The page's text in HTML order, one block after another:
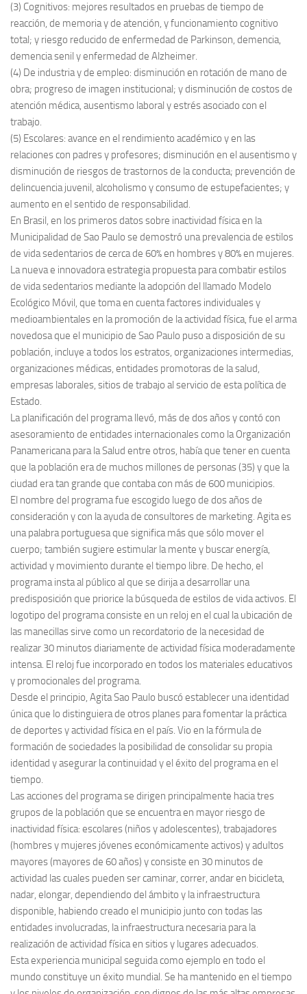
(3) Cognitivos: mejores resultados en pruebas de tiempo de
reacción, de memoria y de atención, y funcionamiento cognitivo
total; y riesgo reducido de enfermedad de Parkinson, demencia,
demencia senil y enfermedad de Alzheimer.
(4) De industria y de empleo: disminución en rotación de mano de
obra; progreso de imagen institucional; y disminución de costos de
atención médica, ausentismo laboral y estrés asociado con el
trabajo.
(5) Escolares: avance en el rendimiento académico y en las
relaciones con padres y profesores; disminución en el ausentismo y
disminución de riesgos de trastornos de la conducta; prevención de
delincuencia juvenil, alcoholismo y consumo de estupefacientes; y
aumento en el sentido de responsabilidad.
En Brasil, en los primeros datos sobre inactividad física en la
Municipalidad de Sao Paulo se demostró una prevalencia de estilos
de vida sedentarios de cerca de 60% en hombres y 80% en mujeres.
La nueva e innovadora estrategia propuesta para combatir estilos
de vida sedentarios mediante la adopción del llamado Modelo
Ecológico Móvil, que toma en cuenta factores individuales y
medioambientales en la promoción de la actividad física, fue el arma
novedosa que el municipio de Sao Paulo puso a disposición de su
población, incluye a todos los estratos, organizaciones intermedias,
organizaciones médicas, entidades promotoras de la salud,
empresas laborales, sitios de trabajo al servicio de esta política de
Estado.
La planificación del programa llevó, más de dos años y contó con
asesoramiento de entidades internacionales como la Organización
Panamericana para la Salud entre otros, había que tener en cuenta
que la población era de muchos millones de personas (35) y que la
ciudad era tan grande que contaba con más de 600 municipios.
El nombre del programa fue escogido luego de dos años de
consideración y con la ayuda de consultores de marketing. Agita es
una palabra portuguesa que significa más que sólo mover el
cuerpo; también sugiere estimular la mente y buscar energía,
actividad y movimiento durante el tiempo libre. De hecho, el
programa insta al público al que se dirija a desarrollar una
predisposición que priorice la búsqueda de estilos de vida activos. El
logotipo del programa consiste en un reloj en el cual la ubicación de
las manecillas sirve como un recordatorio de la necesidad de
realizar 30 minutos diariamente de actividad física moderadamente
intensa. El reloj fue incorporado en todos los materiales educativos
y promocionales del programa.
Desde el principio, Agita Sao Paulo buscó establecer una identidad
única que lo distinguiera de otros planes para fomentar la práctica
de deportes y actividad física en el país. Vio en la fórmula de
formación de sociedades la posibilidad de consolidar su propia
identidad y asegurar la continuidad y el éxito del programa en el
tiempo.
Las acciones del programa se dirigen principalmente hacia tres
grupos de la población que se encuentra en mayor riesgo de
inactividad física: escolares (niños y adolescentes), trabajadores
(hombres y mujeres jóvenes económicamente activos) y adultos
mayores (mayores de 60 años) y consiste en 30 minutos de
actividad las cuales pueden ser caminar, correr, andar en bicicleta,
nadar, elongar, dependiendo del ámbito y la infraestructura
disponible, habiendo creado el municipio junto con todas las
entidades involucradas, la infraestructura necesaria para la
realización de actividad física en sitios y lugares adecuados.
Esta experiencia municipal seguida como ejemplo en todo el
mundo constituye un éxito mundial. Se ha mantenido en el tiempo